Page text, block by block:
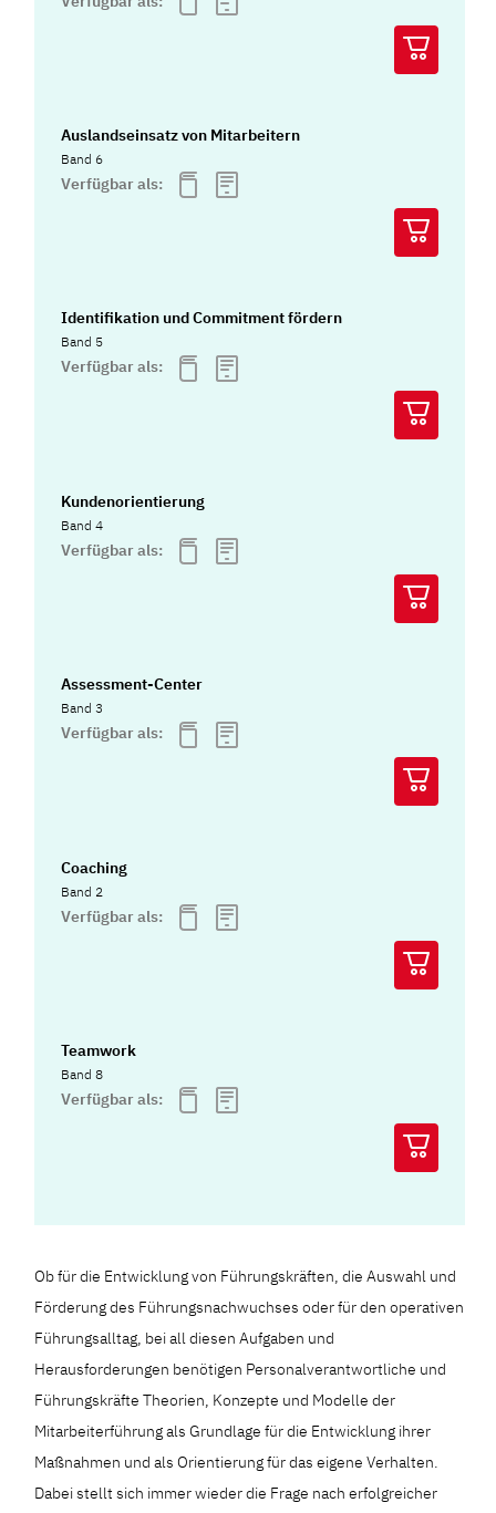
Auslandseinsatz von Mitarbeitern
Band 6
Verfügbar als:
Identifikation und Commitment fördern
Band 5
Verfügbar als:
Kundenorientierung
Band 4
Verfügbar als:
Assessment-Center
Band 3
Verfügbar als:
Coaching
Band 2
Verfügbar als:
Teamwork
Band 8
Verfügbar als:
Ob für die Entwicklung von Führungskräften, die Auswahl und
Förderung des Führungsnachwuchses oder für den operativen
Führungsalltag, bei all diesen Aufgaben und
Herausforderungen benötigen Personalverantwortliche und
Führungskräfte Theorien, Konzepte und Modelle der
Mitarbeiterführung als Grundlage für die Entwicklung ihrer
Maßnahmen und als Orientierung für das eigene Verhalten.
Dabei stellt sich immer wieder die Frage nach erfolgreicher